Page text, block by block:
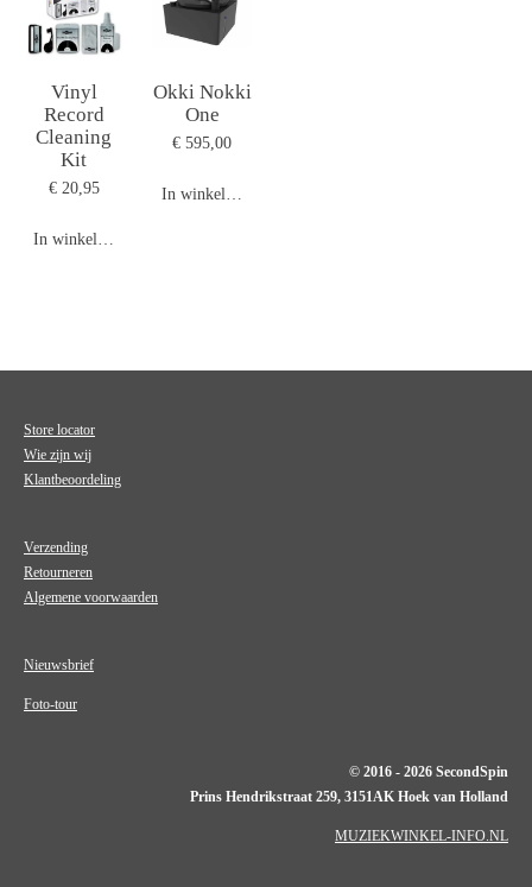
Vinyl
Record
Cleaning
Kit
€ 20,95
In winkelwagen
Okki Nokki
One
€ 595,00
In winkelwagen
Store locator
Wie zijn wij
Klantbeoordeling
Verzending
Retourneren
Algemene voorwaarden
Nieuwsbrief
Foto-tour
© 2016 - 2026 SecondSpin
Prins Hendrikstraat 259, 3151AK Hoek van Holland
MUZIEKWINKEL-INFO.NL